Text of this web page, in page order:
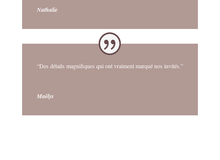
Nathalie
“Des détails magnifiques qui ont vraiment marqué nos invités.”
Maëlys